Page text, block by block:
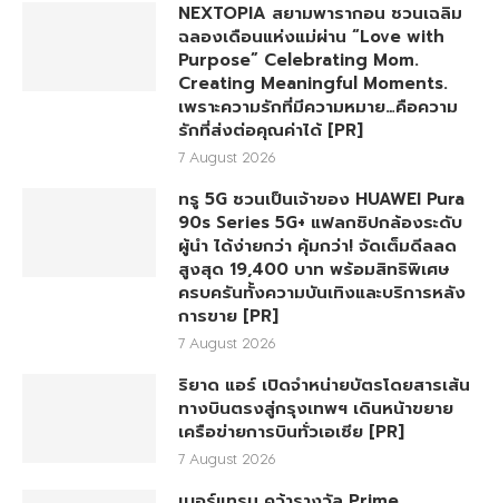
NEXTOPIA สยามพารากอน ชวนเฉลิม
ฉลองเดือนแห่งแม่ผ่าน “Love with
Purpose” Celebrating Mom.
Creating Meaningful Moments.
เพราะความรักที่มีความหมาย…คือความ
รักที่ส่งต่อคุณค่าได้ [PR]
7 August 2026
ทรู 5G ชวนเป็นเจ้าของ HUAWEI Pura
90s Series 5G+ แฟลกชิปกล้องระดับ
ผู้นำ ได้ง่ายกว่า คุ้มกว่า! จัดเต็มดีลลด
สูงสุด 19,400 บาท พร้อมสิทธิพิเศษ
ครบครันทั้งความบันเทิงและบริการหลัง
การขาย [PR]
7 August 2026
ริยาด แอร์ เปิดจำหน่ายบัตรโดยสารเส้น
ทางบินตรงสู่กรุงเทพฯ เดินหน้าขยาย
เครือข่ายการบินทั่วเอเชีย [PR]
7 August 2026